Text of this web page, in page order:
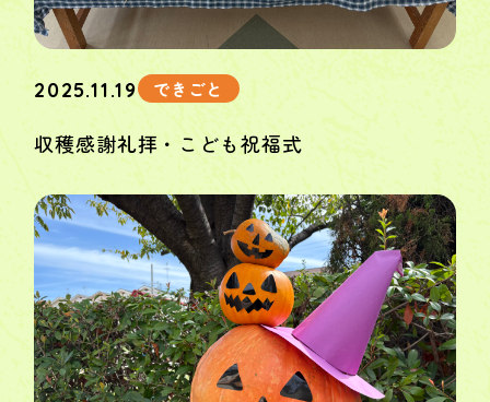
2025.11.19 できごと
収穫感謝礼拝・こども祝福式